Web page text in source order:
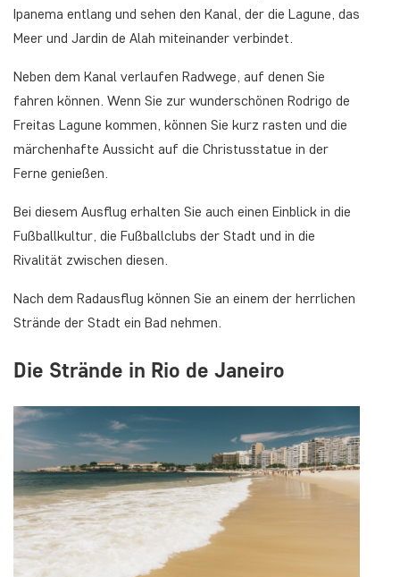
Ipanema entlang und sehen den Kanal, der die Lagune, das
Meer und Jardin de Alah miteinander verbindet.
Neben dem Kanal verlaufen Radwege, auf denen Sie
fahren können. Wenn Sie zur wunderschönen Rodrigo de
Freitas Lagune kommen, können Sie kurz rasten und die
märchenhafte Aussicht auf die Christusstatue in der
Ferne genießen.
Bei diesem Ausflug erhalten Sie auch einen Einblick in die
Fußballkultur, die Fußballclubs der Stadt und in die
Rivalität zwischen diesen.
Nach dem Radausflug können Sie an einem der herrlichen
Strände der Stadt ein Bad nehmen.
Die Strände in Rio de Janeiro